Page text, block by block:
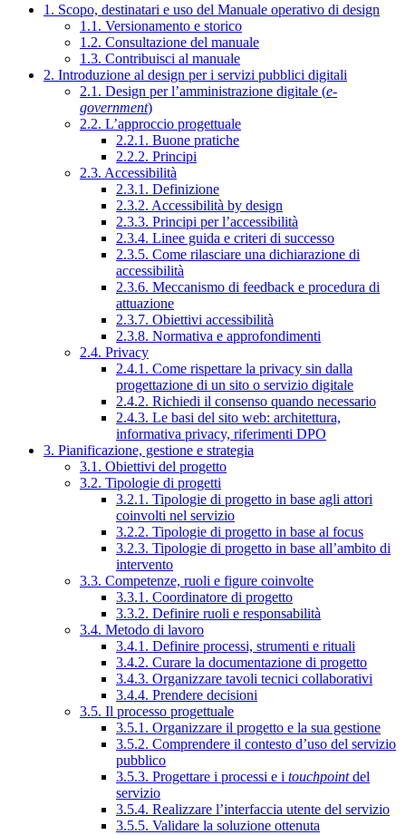
1. Scopo, destinatari e uso del Manuale operativo di design
1.1. Versionamento e storico
1.2. Consultazione del manuale
1.3. Contribuisci al manuale
2. Introduzione al design per i servizi pubblici digitali
2.1. Design per l’amministrazione digitale (e-
government)
2.2. L’approccio progettuale
2.2.1. Buone pratiche
2.2.2. Principi
2.3. Accessibilità
2.3.1. Definizione
2.3.2. Accessibilità by design
2.3.3. Principi per l’accessibilità
2.3.4. Linee guida e criteri di successo
2.3.5. Come rilasciare una dichiarazione di
accessibilità
2.3.6. Meccanismo di feedback e procedura di
attuazione
2.3.7. Obiettivi accessibilità
2.3.8. Normativa e approfondimenti
2.4. Privacy
2.4.1. Come rispettare la privacy sin dalla
progettazione di un sito o servizio digitale
2.4.2. Richiedi il consenso quando necessario
2.4.3. Le basi del sito web: architettura,
informativa privacy, riferimenti DPO
3. Pianificazione, gestione e strategia
3.1. Obiettivi del progetto
3.2. Tipologie di progetti
3.2.1. Tipologie di progetto in base agli attori
coinvolti nel servizio
3.2.2. Tipologie di progetto in base al focus
3.2.3. Tipologie di progetto in base all’ambito di
intervento
3.3. Competenze, ruoli e figure coinvolte
3.3.1. Coordinatore di progetto
3.3.2. Definire ruoli e responsabilità
3.4. Metodo di lavoro
3.4.1. Definire processi, strumenti e rituali
3.4.2. Curare la documentazione di progetto
3.4.3. Organizzare tavoli tecnici collaborativi
3.4.4. Prendere decisioni
3.5. Il processo progettuale
3.5.1. Organizzare il progetto e la sua gestione
3.5.2. Comprendere il contesto d’uso del servizio
pubblico
3.5.3. Progettare i processi e i touchpointdel
servizio
3.5.4. Realizzare l’interfaccia utente del servizio
3.5.5. Validare la soluzione ottenuta